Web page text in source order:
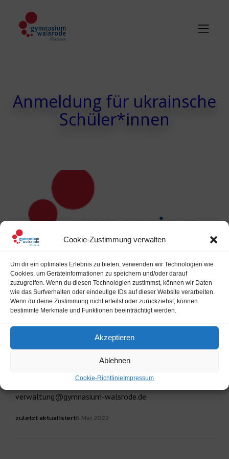
Cookie-Zustimmung verwalten
Um dir ein optimales Erlebnis zu bieten, verwenden wir Technologien wie
Cookies, um Geräteinformationen zu speichern und/oder darauf
zuzugreifen. Wenn du diesen Technologien zustimmst, können wir Daten
wie das Surfverhalten oder eindeutige IDs auf dieser Website verarbeiten.
Wenn du deine Zustimmung nicht erteilst oder zurückziehst, können
bestimmte Merkmale und Funktionen beeinträchtigt werden.
Akzeptieren
Ablehnen
Cookie-RichtlinieImpressum
Anmeldung für ukrainsche
Schüler*innen
Individuelle Anmeldegespräche für ukrainische
Schülerinnen und Schüler finden am Gymnasium Walsrode
statt. Die Anmeldeformulare sind auf unserer Homepage
zu finden. Bringen Sie bitte, falls vorhanden, einen
Ausweis/Pass, eine Geburtsurkunde und das letzte
Sie bitte im Sekretariat an oder schreiben Sie eine Mail an
verwaltung@gymnasium-walsrode.de.
zuletzt aktualisiert6 Mai 2022